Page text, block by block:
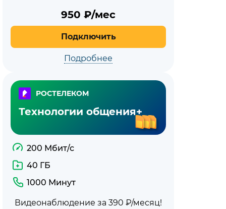
950 ₽/мес
Подключить
Подробнее
РОСТЕЛЕКОМ
Технологии общения+
200 Мбит/с
40 ГБ
1000 Минут
Видеонаблюдение за 390 ₽/месяц!